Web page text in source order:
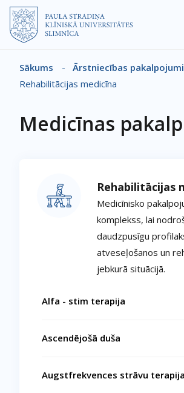
Pārlekt uz galveno saturu
Atpakaļceļš
Sākums - Ārstniecības pakalpojumi
Rehabilitācijas medicīna
Medicīnas
Rehabilitācijas
Medicīnisko
komplekss, lai
daudzpusīgu
atveseļošanos un
jebkurā situācijā.
Alfa - stim terapija
Ascendējošā duša
Augstfrekvences strāvu terapija